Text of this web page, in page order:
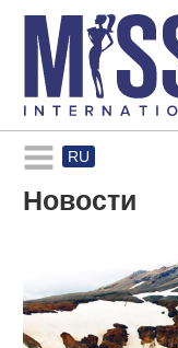
RU
Rules
Новости